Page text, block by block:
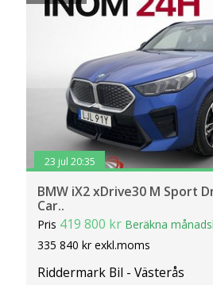
23 jul 20:35
BMW iX2 xDrive30 M Sport
Car..
Pris 419 800 kr Beräkna
335 840 kr exkl.moms
Riddermark Bil - Västerås